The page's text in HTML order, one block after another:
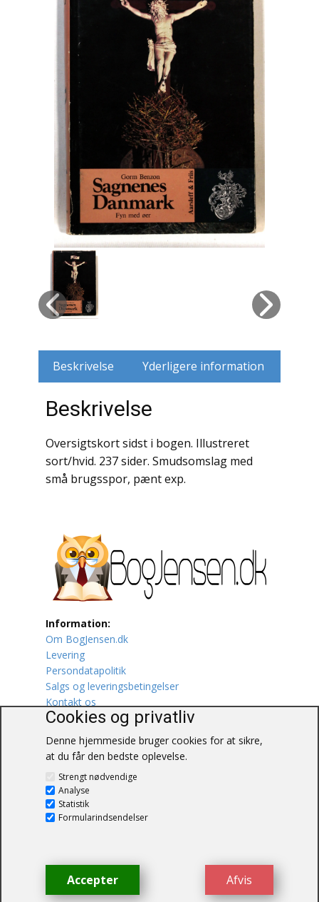
Europa
Fantasy / Sciencefiction
Filosofi
Håndarbejde
Håndværk
Historie
Hobby
Hus / Have
Husdyr
Krige / Slag
Krop / Sind
Kunst
Litteraturhistorie
Lokalhistorie / Topografi
Lystfiskeri
Mad
Musik
Mytologi / Sagn / Sagaer
Naturen
Oldtidskundskab
Beskrivelse Yderligere information
Beskrivelse
Oversigtskort sidst i bogen. Illustreret
sort/hvid. 237 sider. Smudsomslag med
små brugsspor, pænt exp.
Information:
Om BogJensen.dk
Levering
Persondatapolitik
Salgs og leveringsbetingelser
Kontakt os
Blåkærvej 25
6052 Viuf
Tlf.:60703190
© BogJensen.dk – Alle rettigheder
forbeholdes.
Cookies og privatliv
Denne hjemmeside bruger cookies for at sikre,
at du får den bedste oplevelse.
Strengt nødvendige
Analyse
Statistik
Formularindsendelser
Afvis
Accepter